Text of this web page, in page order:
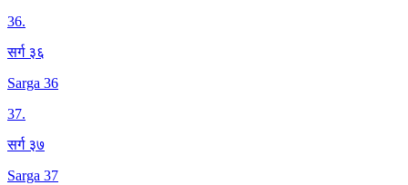
36.
सर्ग ३६
Sarga 36
37.
सर्ग ३७
Sarga 37